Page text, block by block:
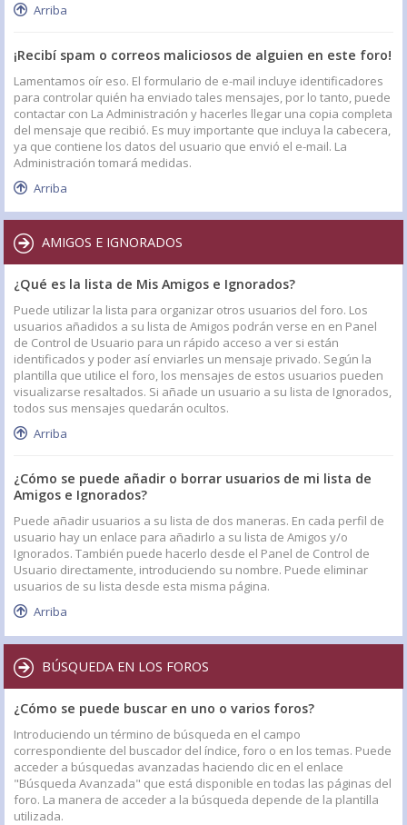
Arriba
¡Recibí spam o correos maliciosos de alguien en este foro!
Lamentamos oír eso. El formulario de e-mail incluye identificadores
para controlar quién ha enviado tales mensajes, por lo tanto, puede
contactar con La Administración y hacerles llegar una copia completa
del mensaje que recibió. Es muy importante que incluya la cabecera,
ya que contiene los datos del usuario que envió el e-mail. La
Administración tomará medidas.
Arriba
AMIGOS E IGNORADOS
¿Qué es la lista de Mis Amigos e Ignorados?
Puede utilizar la lista para organizar otros usuarios del foro. Los
usuarios añadidos a su lista de Amigos podrán verse en en Panel
de Control de Usuario para un rápido acceso a ver si están
identificados y poder así enviarles un mensaje privado. Según la
plantilla que utilice el foro, los mensajes de estos usuarios pueden
visualizarse resaltados. Si añade un usuario a su lista de Ignorados,
todos sus mensajes quedarán ocultos.
Arriba
¿Cómo se puede añadir o borrar usuarios de mi lista de
Amigos e Ignorados?
Puede añadir usuarios a su lista de dos maneras. En cada perfil de
usuario hay un enlace para añadirlo a su lista de Amigos y/o
Ignorados. También puede hacerlo desde el Panel de Control de
Usuario directamente, introduciendo su nombre. Puede eliminar
usuarios de su lista desde esta misma página.
Arriba
BÚSQUEDA EN LOS FOROS
¿Cómo se puede buscar en uno o varios foros?
Introduciendo un término de búsqueda en el campo
correspondiente del buscador del índice, foro o en los temas. Puede
acceder a búsquedas avanzadas haciendo clic en el enlace
"Búsqueda Avanzada" que está disponible en todas las páginas del
foro. La manera de acceder a la búsqueda depende de la plantilla
utilizada.